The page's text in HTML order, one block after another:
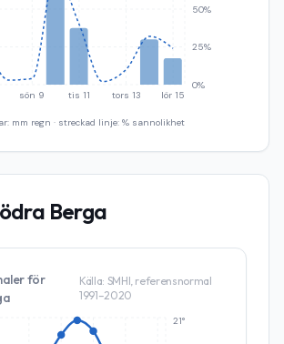
sön 9 tis 11 tors 13 lör 15
0%
25%
50%
mm regn · streckad linje: % sannolikhet
Berga
för
Källa: SMHI, referensnormal
1991–2020
21°